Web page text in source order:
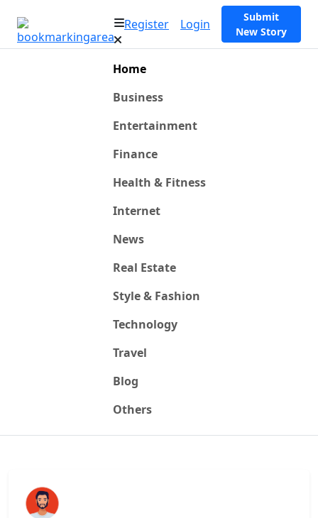
Register Login
Submit
New Story
Home
Business
Entertainment
Finance
Health & Fitness
Internet
News
Real Estate
Style & Fashion
Technology
Travel
Blog
Others